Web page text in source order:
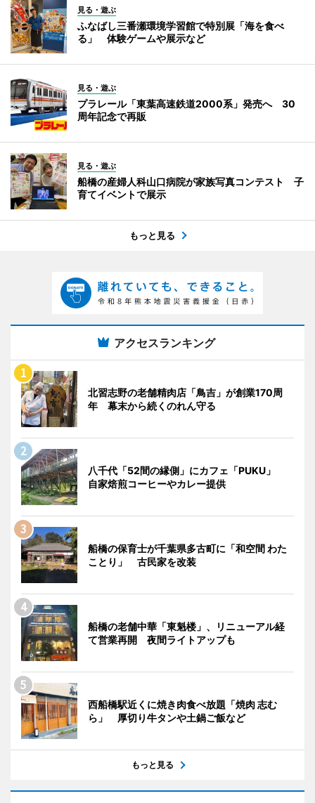
見る・遊ぶ
ふなばし三番瀬環境学習館で特別展「海を食べ
る」 体験ゲームや展示など
見る・遊ぶ
プラレール「東葉高速鉄道2000系」発売へ 30
周年記念で再販
見る・遊ぶ
船橋の産婦人科山口病院が家族写真コンテスト 子
育てイベントで展示
もっと見る
アクセスランキング
北習志野の老舗精肉店「鳥吉」が創業170周
年 幕末から続くのれん守る
八千代「52間の縁側」にカフェ「PUKU」
自家焙煎コーヒーやカレー提供
船橋の保育士が千葉県多古町に「和空間 わた
ことり」 古民家を改装
船橋の老舗中華「東魁楼」、リニューアル経
て営業再開 夜間ライトアップも
西船橋駅近くに焼き肉食べ放題「焼肉 志む
ら」 厚切り牛タンや土鍋ご飯など
もっと見る